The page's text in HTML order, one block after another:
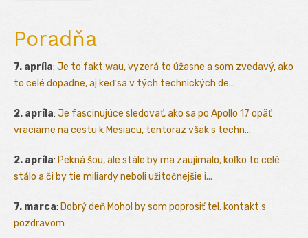
Poradňa
7. apríla: Je to fakt wau, vyzerá to úžasne a som zvedavý, ako
to celé dopadne, aj keď sa v tých technických de...
2. apríla: Je fascinujúce sledovať, ako sa po Apollo 17 opäť
vraciame na cestu k Mesiacu, tentoraz však s techn...
2. apríla: Pekná šou, ale stále by ma zaujímalo, koľko to celé
stálo a či by tie miliardy neboli užitočnejšie i...
7. marca: Dobrý deň Mohol by som poprosiť tel. kontakt s
pozdravom